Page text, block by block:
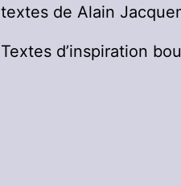
textes de Alain
Textes d’inspiration